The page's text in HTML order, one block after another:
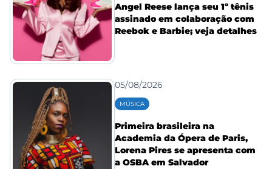
Angel Reese lança seu 1º tênis
assinado em colaboração com
Reebok e Barbie; veja detalhes
05/08/2026
MÚSICA
Primeira brasileira na
Academia da Ópera de Paris,
Lorena Pires se apresenta com
a OSBA em Salvador